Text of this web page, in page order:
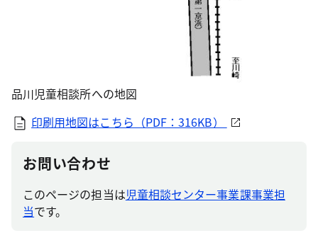
品川児童相談所への地図
印刷用地図はこちら（PDF：316KB）
お問い合わせ
このページの担当は児童相談センター事業課事業担
当です。